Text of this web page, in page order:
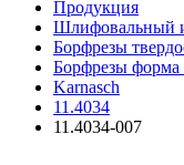
Продукция
Шлифовальный
Борфрезы
Борфрезы форма
Karnasch
11.4034
11.4034-007